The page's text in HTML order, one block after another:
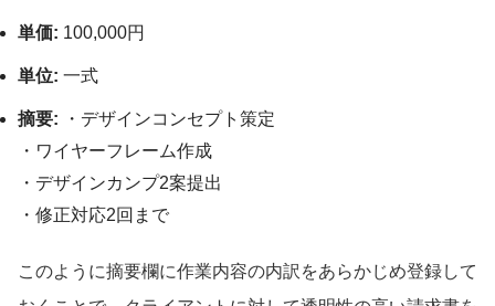
単価: 100,000円
単位: 一式
摘要: ・デザインコンセプト策定
・ワイヤーフレーム作成
・デザインカンプ2案提出
・修正対応2回まで
このように摘要欄に作業内容の内訳をあらかじめ登録して